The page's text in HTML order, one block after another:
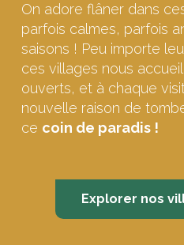
On adore flâner dans
parfois calmes, parfois
saisons ! Peu importe
ces villages nous
ouverts, et à chaque
nouvelle raison de
ce coin de paradis !
Explorer nos